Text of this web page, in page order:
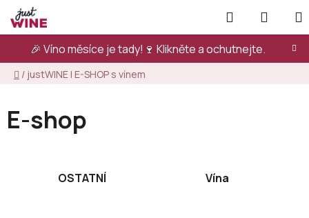
Přejít
na
obsah
🎉 Víno měsíce je tady!🍷 Klikněte a ochutnejte.
Hledat
KOŠÍK
Domů
/ justWINE | E-SHOP s vínem
E-shop
OSTATNÍ Vína